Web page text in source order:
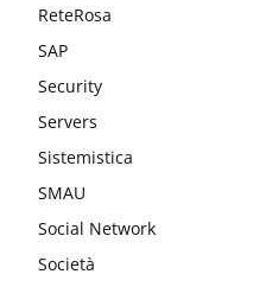
ReteRosa
SAP
Security
Servers
Sistemistica
SMAU
Social Network
Società